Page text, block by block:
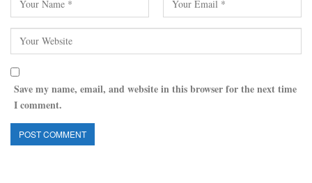
Save my name, email, and website in this browser for the next time
I comment.